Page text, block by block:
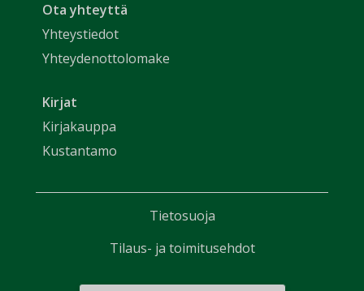
Ota yhteyttä
Yhteystiedot
Yhteydenottolomake
Kirjat
Kirjakauppa
Kustantamo
Tietosuoja
Tilaus- ja toimitusehdot